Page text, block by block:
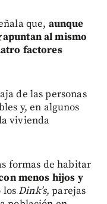
que, aunque
apuntan al mismo
factores
de las personas
y, en algunos
vivienda
formas de habitar
menos hijos y
losDink’s, parejas